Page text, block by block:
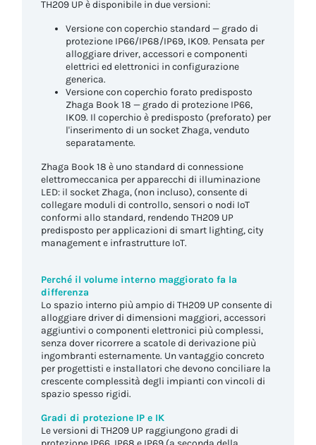
TH209 UP è disponibile in due versioni:
Versione con coperchio standard — grado di
protezione IP66/IP68/IP69, IK09. Pensata per
alloggiare driver, accessori e componenti
elettrici ed elettronici in configurazione
generica.
Versione con coperchio forato predisposto
Zhaga Book 18 — grado di protezione IP66,
IK09. Il coperchio è predisposto (preforato) per
l'inserimento di un socket Zhaga, venduto
separatamente.
Zhaga Book 18 è uno standard di connessione
elettromeccanica per apparecchi di illuminazione
LED: il socket Zhaga, (non incluso), consente di
collegare moduli di controllo, sensori o nodi IoT
conformi allo standard, rendendo TH209 UP
predisposto per applicazioni di smart lighting, city
management e infrastrutture IoT.
Perché il volume interno maggiorato fa la
differenza
Lo spazio interno più ampio di TH209 UP consente di
alloggiare driver di dimensioni maggiori, accessori
aggiuntivi o componenti elettronici più complessi,
senza dover ricorrere a scatole di derivazione più
ingombranti esternamente. Un vantaggio concreto
per progettisti e installatori che devono conciliare la
crescente complessità degli impianti con vincoli di
spazio spesso rigidi.
Gradi di protezione IP e IK
Le versioni di TH209 UP raggiungono gradi di